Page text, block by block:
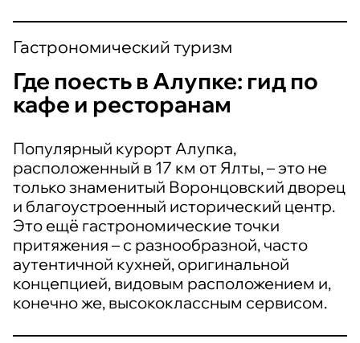
Гастрономический туризм
Где поесть в Алупке: гид по
кафе и ресторанам
Популярный курорт Алупка,
расположенный в 17 км от Ялты, – это не
только знаменитый Воронцовский дворец
и благоустроенный исторический центр.
Это ещё гастрономические точки
притяжения – с разнообразной, часто
аутентичной кухней, оригинальной
концепцией, видовым расположением и,
конечно же, высококлассным сервисом.